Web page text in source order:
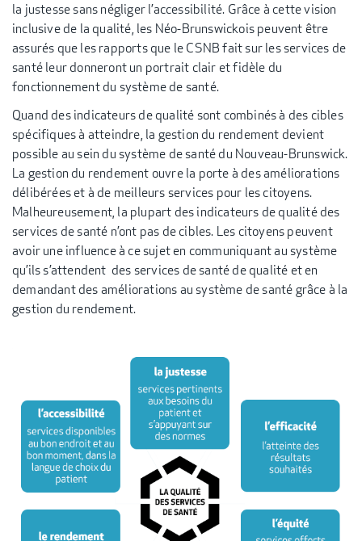
la justesse sans négliger l’accessibilité. Grâce à cette vision
inclusive de la qualité, les Néo-Brunswickois peuvent être
assurés que les rapports que le CSNB fait sur les services de
santé leur donneront un portrait clair et fidèle du
fonctionnement du système de santé.
Quand des indicateurs de qualité sont combinés à des cibles
spécifiques à atteindre, la gestion du rendement devient
possible au sein du système de santé du Nouveau-Brunswick.
La gestion du rendement ouvre la porte à des améliorations
délibérées et à de meilleurs services pour les citoyens.
Malheureusement, la plupart des indicateurs de qualité des
services de santé n’ont pas de cibles. Les citoyens peuvent
avoir une influence à ce sujet en communiquant au système
qu’ils s’attendent des services de santé de qualité et en
demandant des améliorations au système de santé grâce à la
gestion du rendement.